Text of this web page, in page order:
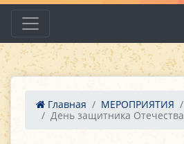
Главная МЕРОПРИЯТИЯ
День защитника Отечества